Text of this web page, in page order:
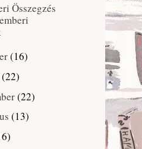
Összegzés
(16)
(22)
(22)
(13)